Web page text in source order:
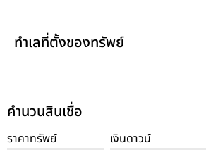
ทำเลที่ตั้งของทรัพย์
คำนวนสินเชื่อ
ราคาทรัพย์ เงินดาวน์